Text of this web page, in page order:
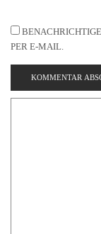
PER E-MAIL.